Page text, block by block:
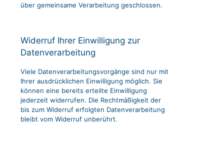
über gemeinsame Verarbeitung geschlossen.
Widerruf Ihrer Einwilligung zur
Datenverarbeitung
Viele Datenverarbeitungsvorgänge sind nur mit
Ihrer ausdrücklichen Einwilligung möglich. Sie
können eine bereits erteilte Einwilligung
jederzeit widerrufen. Die Rechtmäßigkeit der
bis zum Widerruf erfolgten Datenverarbeitung
bleibt vom Widerruf unberührt.